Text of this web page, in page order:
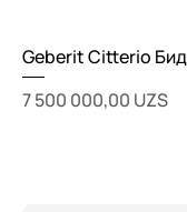
Geberit Citterio
Цена
7 500 000,00 UZS